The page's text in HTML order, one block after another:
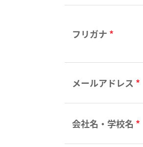
フリガナ *
メールアドレス *
会社名・学校名 *